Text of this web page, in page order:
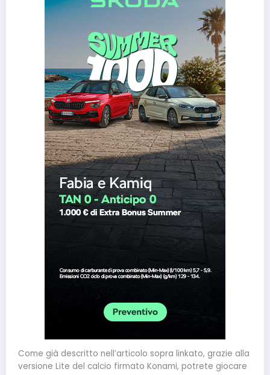
Come già descritto nell’articolo sopra linkato, grazie alla
versione Lite del calcio firmato Konami, potrete giocare